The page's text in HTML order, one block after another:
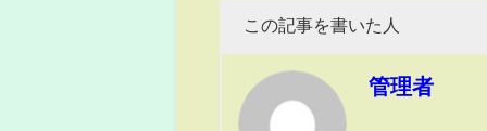
この記事を書いた人
管理者